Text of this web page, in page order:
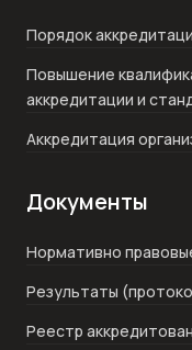
Порядок
Повышение
аккредитации и
Аккредитация
Документы
Нормативно
Результаты
Реестр